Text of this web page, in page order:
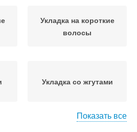
Укладка на короткие
волосы
Укладка со жгутами
Показать все